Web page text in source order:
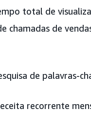
total de
chamadas de
de palavras-
recorrente